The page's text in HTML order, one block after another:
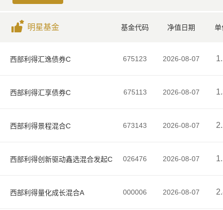
明星基金 基金代码 净值日期 单
西部利得汇逸债券C 675123 2026-08-07
西部利得汇享债券C 675113 2026-08-07
西部利得景程混合C 673143 2026-08-07
西部利得创新驱动鑫选混合发起C 026476 2026-08-07
西部利得量化成长混合A 000006 2026-08-07